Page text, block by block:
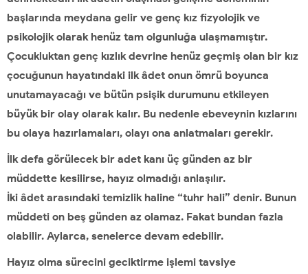
başlarında meydana gelir ve genç kız fizyolojik ve
psikolojik olarak henüz tam olgunluğa ulaşmamıştır.
Çocukluktan genç kızlık devrine henüz geçmiş olan bir kız
çocuğunun hayatındaki ilk âdet onun ömrü boyunca
unutamayacağı ve bütün psişik durumunu etkileyen
büyük bir olay olarak kalır. Bu nedenle ebeveynin kızlarını
bu olaya hazırlamaları, olayı ona anlatmaları gerekir.
İlk defa görülecek bir adet kanı üç günden az bir
müddette kesilirse, hayız olmadığı anlaşılır.
İki âdet arasındaki temizlik haline “tuhr hali” denir. Bunun
müddeti on beş günden az olamaz. Fakat bundan fazla
olabilir. Aylarca, senelerce devam edebilir.
Hayız olma sürecini geciktirme işlemi tavsiye